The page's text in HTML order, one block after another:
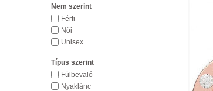
Nem szerint
Férfi
Női
Unisex
Típus szerint
Fülbevaló
Nyaklánc